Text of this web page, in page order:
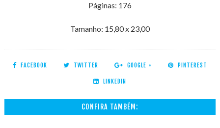
Páginas: 176
Tamanho: 15,80 x 23,00
FACEBOOK TWITTER GOOGLE + PINTEREST
LINKEDIN
CONFIRA TAMBÉM: